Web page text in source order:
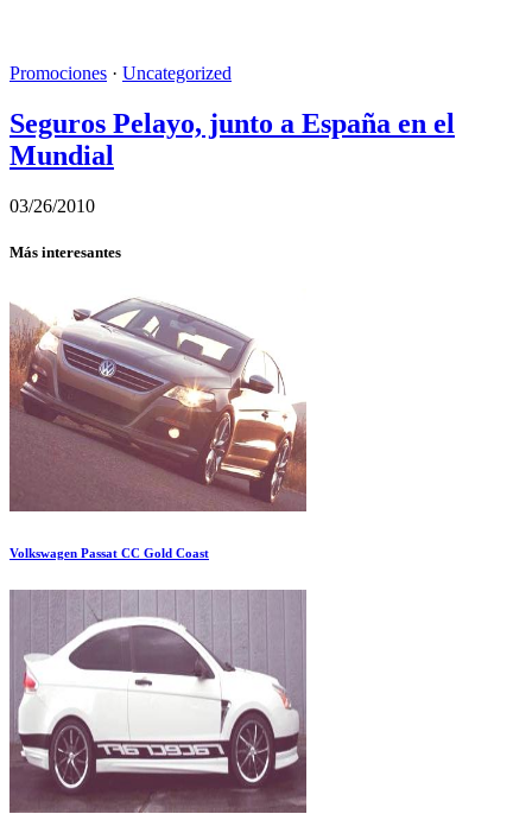
Promociones · Uncategorized
Seguros Pelayo, junto a España en el
Mundial
03/26/2010
Más interesantes
Volkswagen Passat CC Gold Coast